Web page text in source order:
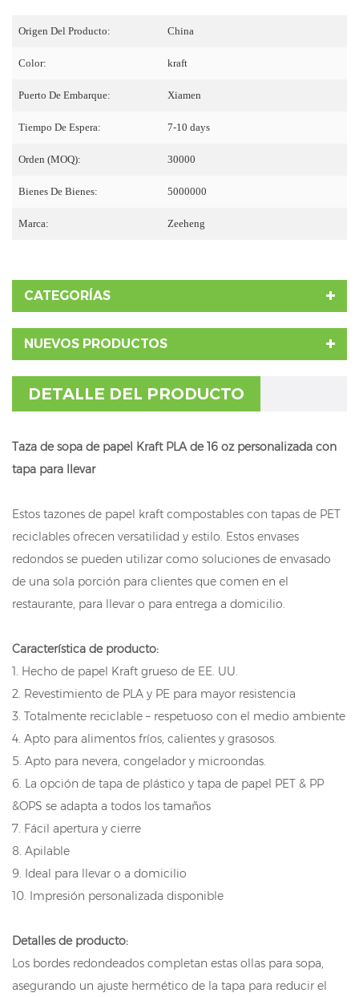
Origen Del Producto: China
Color: kraft
Puerto De Embarque: Xiamen
Tiempo De Espera: 7-10 days
Orden (MOQ): 30000
Bienes De Bienes: 5000000
Marca: Zeeheng
CATEGORÍAS
NUEVOS PRODUCTOS
DETALLE DEL PRODUCTO
Taza de sopa de papel Kraft PLA de 16 oz personalizada con
tapa para llevar
Estos tazones de papel kraft compostables con tapas de PET
reciclables ofrecen versatilidad y estilo. Estos envases
redondos se pueden utilizar como soluciones de envasado
de una sola porción para clientes que comen en el
restaurante, para llevar o para entrega a domicilio.
Característica de producto:
1. Hecho de papel Kraft grueso de EE. UU.
2. Revestimiento de PLA y PE para mayor resistencia
3. Totalmente reciclable – respetuoso con el medio ambiente
4. Apto para alimentos fríos, calientes y grasosos.
5. Apto para nevera, congelador y microondas.
6. La opción de tapa de plástico y tapa de papel PET & PP
&OPS se adapta a todos los tamaños
7. Fácil apertura y cierre
8. Apilable
9. Ideal para llevar o a domicilio
10. Impresión personalizada disponible
Detalles de producto:
Los bordes redondeados completan estas ollas para sopa,
asegurando un ajuste hermético de la tapa para reducir el